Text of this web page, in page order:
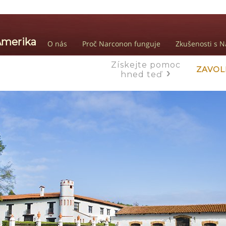
O nás Proč Narconon funguje Zkušenosti s
Získejte pomoc
hned teď